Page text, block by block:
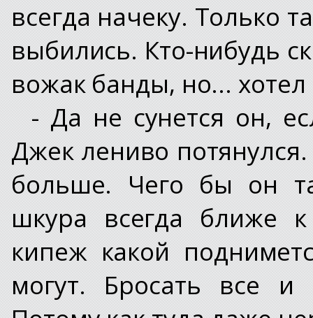
всегда начеку. Только
выбились. Кто-нибудь
вожак банды, но...
- Да не сунется он,
Джек лениво
больше. Чего бы он
шкура всегда ближе
кипеж какой
могут. Бросать все и